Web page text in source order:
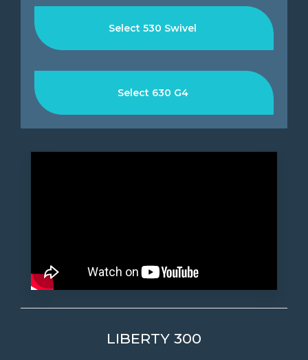
Select 530 Swivel
Select 630 G4
LIBERTY 300